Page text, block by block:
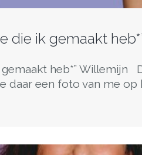
die ik gemaakt
heb*” Willemijn
daar een foto van me op